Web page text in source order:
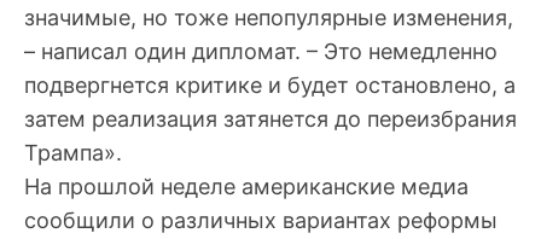
значимые, но тоже непопулярные изменения,
– написал один дипломат. – Это немедленно
подвергнется критике и будет остановлено, а
затем реализация затянется до переизбрания
Трампа».
На прошлой неделе американские медиа
сообщили о различных вариантах реформы